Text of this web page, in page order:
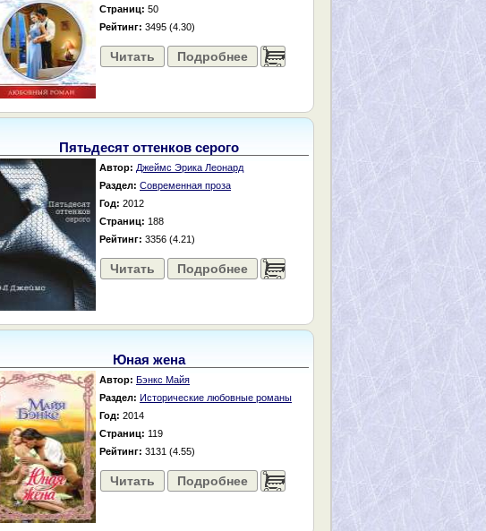
Страниц: 50
Рейтинг: 3495 (4.30)
Читать Подробнее ......
Пятьдесят оттенков серого
Автор: Джеймс Эрика Леонард
Раздел: Современная проза
Год: 2012
Страниц: 188
Рейтинг: 3356 (4.21)
Читать Подробнее ......
Юная жена
Автор: Бэнкс Майя
Раздел: Исторические любовные романы
Год: 2014
Страниц: 119
Рейтинг: 3131 (4.55)
Читать Подробнее ......